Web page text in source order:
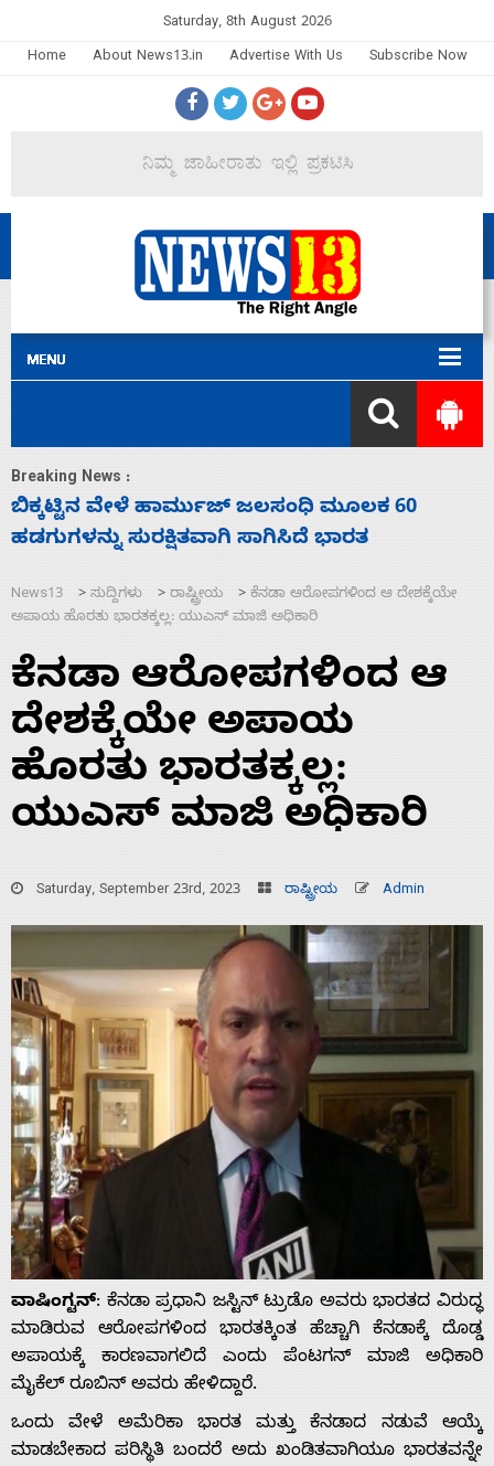
Saturday, 8th August 2026
Home
About News13.in Advertise With Us Subscribe Now
Breaking News :
ನಾಗೇಂದ್ರ ರಾಜೀನಾಮೆ ಕೊಡದಿದ್ದರೆ ಸದನ ನಡೆಸಲು
ಬಿಡೆವು: ಛಲವಾದಿ ನಾರಾಯಣಸ್ವಾಮಿ
News13 > ಸುದ್ದಿಗಳು > ರಾಷ್ಟ್ರೀಯ > ಕೆನಡಾ ಆರೋಪಗಳಿಂದ ಆ ದೇಶಕ್ಕೆಯೇ
ಅಪಾಯ ಹೊರತು ಭಾರತಕ್ಕಲ್ಲ: ಯುಎಸ್‌ ಮಾಜಿ ಅಧಿಕಾರಿ
ಕೆನಡಾ ಆರೋಪಗಳಿಂದ ಆ
ದೇಶಕ್ಕೆಯೇ ಅಪಾಯ
ಹೊರತು ಭಾರತಕ್ಕಲ್ಲ:
ಯುಎಸ್‌ ಮಾಜಿ ಅಧಿಕಾರಿ
Saturday, September 23rd, 2023 ರಾಷ್ಟ್ರೀಯ Admin
ವಾಷಿಂಗ್ಟನ್: ಕೆನಡಾ ಪ್ರಧಾನಿ ಜಸ್ಟಿನ್ ಟ್ರುಡೊ ಅವರು ಭಾರತದ ವಿರುದ್ಧ
ಮಾಡಿರುವ ಆರೋಪಗಳಿಂದ ಭಾರತಕ್ಕಿಂತ ಹೆಚ್ಚಾಗಿ ಕೆನಡಾಕ್ಕೆ ದೊಡ್ಡ
ಅಪಾಯಕ್ಕೆ ಕಾರಣವಾಗಲಿದೆ ಎಂದು ಪೆಂಟಗನ್ ಮಾಜಿ ಅಧಿಕಾರಿ
ಮೈಕೆಲ್ ರೂಬಿನ್ ಅವರು ಹೇಳಿದ್ದಾರೆ.
ಒಂದು ವೇಳೆ ಅಮೆರಿಕಾ ಭಾರತ ಮತ್ತು ಕೆನಡಾದ ನಡುವೆ ಆಯ್ಕೆ
ಮಾಡಬೇಕಾದ ಪರಿಸ್ಥಿತಿ ಬಂದರೆ ಅದು ಖಂಡಿತವಾಗಿಯೂ ಭಾರತವನ್ನೇ